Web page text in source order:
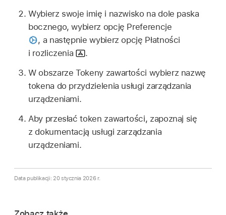
Wybierz swoje imię i nazwisko na dole paska
bocznego, wybierz opcję Preferencje
, a następnie wybierz opcję Płatności
i rozliczenia
.
W obszarze Tokeny zawartości wybierz nazwę
tokena do przydzielenia usługi zarządzania
urządzeniami.
Aby przesłać token zawartości, zapoznaj się
z dokumentacją usługi zarządzania
urządzeniami.
Data publikacji: 20 stycznia 2026 r.